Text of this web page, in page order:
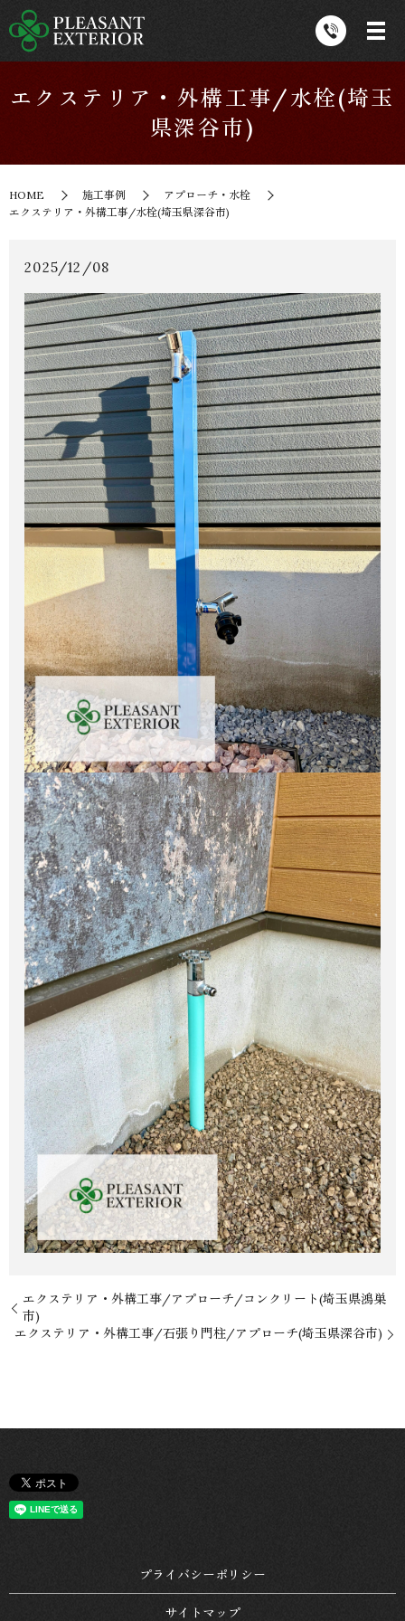
エクステリア・外構工事/水栓(埼玉
県深谷市)
HOME 施工事例
アプローチ・水栓
エクステリア・外構工事/水栓(埼玉県深谷市)
2025/12/08
エクステリア・外構工事/アプローチ/コンクリート(埼玉県鴻巣
市)
エクステリア・外構工事/石張り門柱/アプローチ(埼玉県深谷市)
プライバシーポリシー
サイトマップ